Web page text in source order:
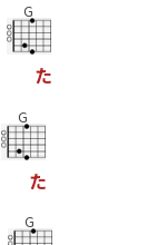
G
た
G
た
G